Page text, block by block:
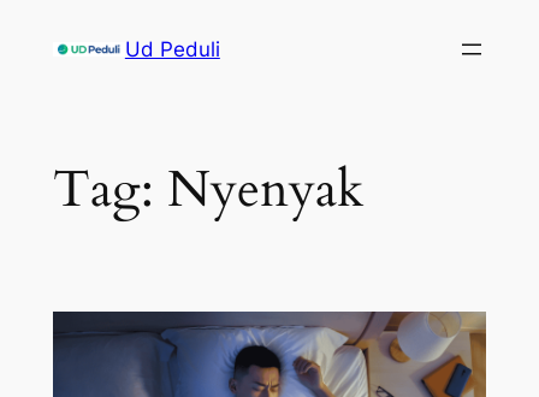
Ud Peduli
Tag: Nyenyak